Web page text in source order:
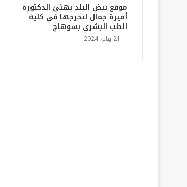
موقع نبض البلد يهنئ الدكتورة
أميرة جمال لتخرجها في كلية
الطب البشري بسوهاج
21 يناير، 2024